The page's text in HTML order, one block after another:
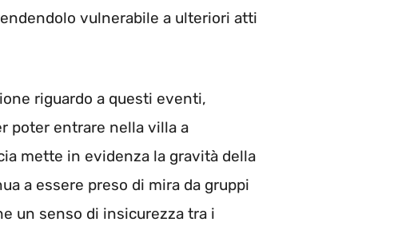
vulnerabile a ulteriori atti
riguardo a questi eventi,
poter entrare nella villa a
mette in evidenza la gravità della
a essere preso di mira da gruppi
un senso di insicurezza tra i